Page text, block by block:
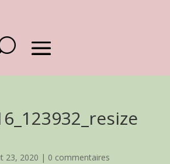
23, 2020 | 0 commentaires